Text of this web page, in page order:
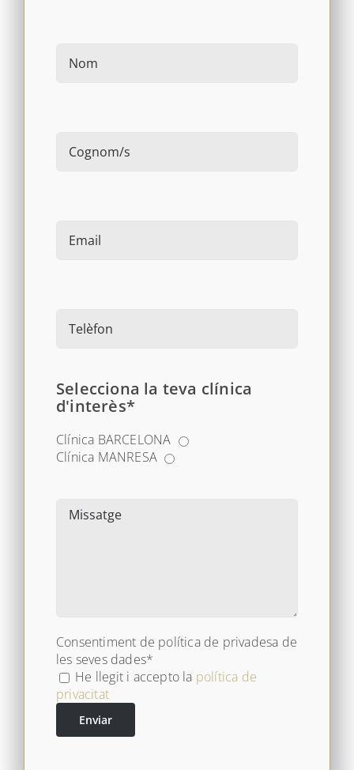
Selecciona la teva clínica
d'interès*
Clínica BARCELONA
Clínica MANRESA
Consentiment de política de privadesa de
les seves dades*
He llegit i accepto la política de
privacitat